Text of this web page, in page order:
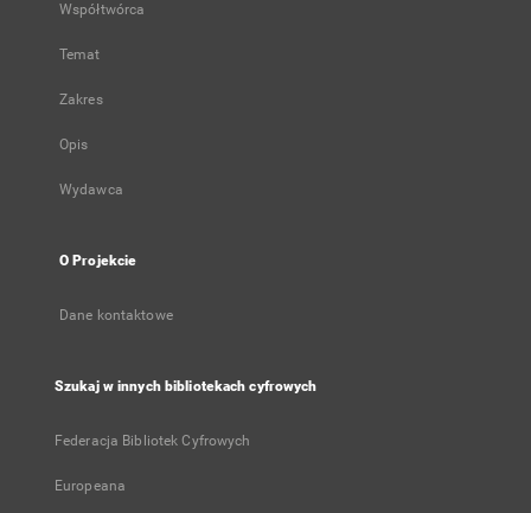
Współtwórca
Temat
Zakres
Opis
Wydawca
O Projekcie
Dane kontaktowe
Szukaj w innych bibliotekach cyfrowych
Federacja Bibliotek Cyfrowych
Europeana